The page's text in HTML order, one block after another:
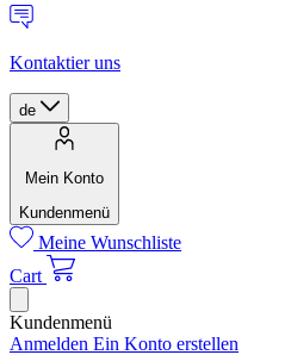
Kontaktier uns
de
Mein Konto
Kundenmenü
Meine Wunschliste
Cart
Kundenmenü
Anmelden Ein Konto erstellen